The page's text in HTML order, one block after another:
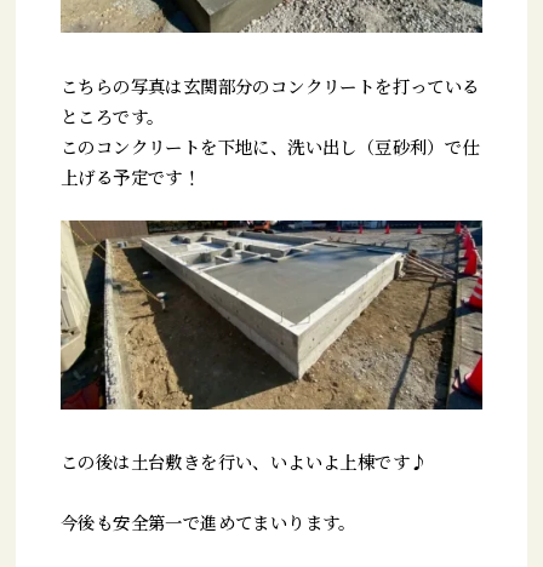
こちらの写真は玄関部分のコンクリートを打っている
ところです。
このコンクリートを下地に、洗い出し（豆砂利）で仕
上げる予定です！
この後は土台敷きを行い、いよいよ上棟です♪
今後も安全第一で進めてまいります。